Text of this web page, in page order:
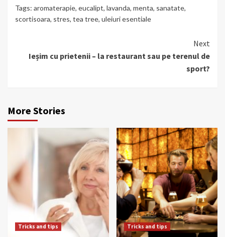
Tags: aromaterapie, eucalipt, lavanda, menta, sanatate,
scortisoara, stres, tea tree, uleiuri esentiale
Reading
Next
Ieșim cu prietenii – la restaurant sau pe terenul de
sport?
More Stories
Tricks and tips Tricks and tips